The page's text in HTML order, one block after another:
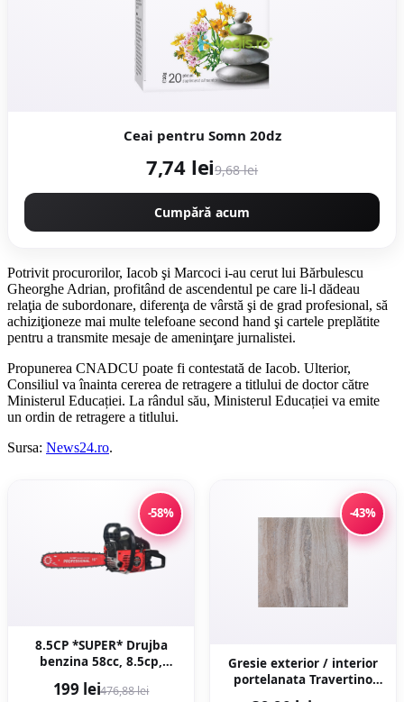
Ceai pentru Somn 20dz
7,74 lei9,68 lei
Cumpără acum
Potrivit procurorilor, Iacob şi Marcoci i-au cerut lui Bărbulescu
Gheorghe Adrian, profitând de ascendentul pe care li-l dădeau
relaţia de subordonare, diferenţa de vârstă şi de grad profesional, să
achiziţioneze mai multe telefoane second hand şi cartele preplătite
pentru a transmite mesaje de ameninţare jurnalistei.
Propunerea CNADCU poate fi contestată de Iacob. Ulterior,
Consiliul va înainta cererea de retragere a titlului de doctor către
Ministerul Educației. La rândul său, Ministerul Educației va emite
un ordin de retragere a titlului.
Sursa: News24.ro.
-58%
8.5CP *SUPER* Drujba
benzina 58cc, 8.5cp,
CAMPION PROFESIONALL
199 lei476,88 lei
-43%
Gresie exterior / interior
portelanata Travertino